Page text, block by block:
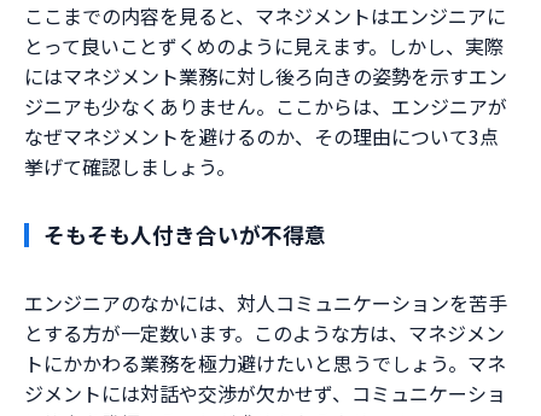
ここまでの内容を見ると、マネジメントはエンジニアに
とって良いことずくめのように見えます。しかし、実際
にはマネジメント業務に対し後ろ向きの姿勢を示すエン
ジニアも少なくありません。ここからは、エンジニアが
なぜマネジメントを避けるのか、その理由について3点
挙げて確認しましょう。
そもそも人付き合いが不得意
エンジニアのなかには、対人コミュニケーションを苦手
とする方が一定数います。このような方は、マネジメン
トにかかわる業務を極力避けたいと思うでしょう。マネ
ジメントには対話や交渉が欠かせず、コミュニケーショ